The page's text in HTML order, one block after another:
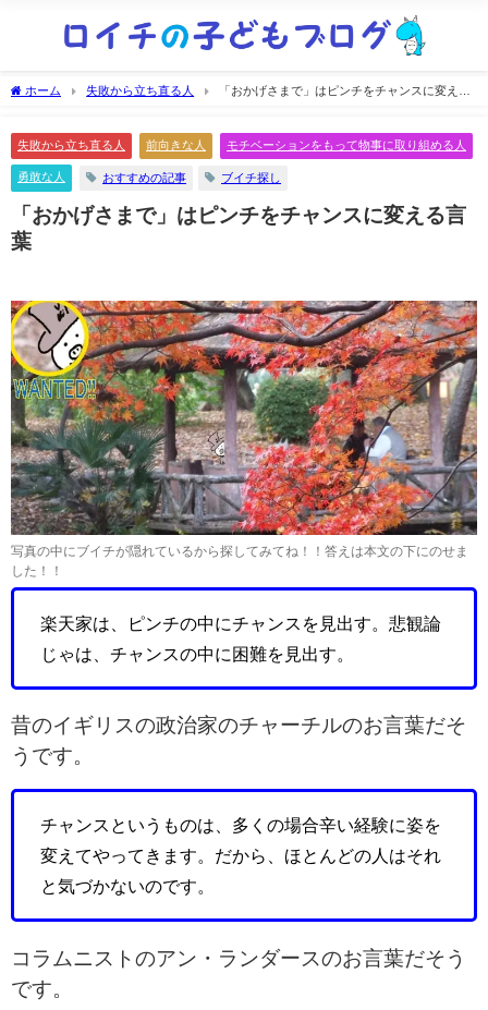
ホーム 失敗から立ち直る人
「おかげさまで」はピンチをチャンスに変える
失敗から立ち直る人 前向きな人 モチベーションをもって物事に取り組める人
勇敢な人 おすすめの記事 ブイチ探し
「おかげさまで」はピンチをチャンスに変える言
葉
写真の中にブイチが隠れているから探してみてね！！答えは本文の下にのせま
した！！
楽天家は、ピンチの中にチャンスを見出す。悲観論
じゃは、チャンスの中に困難を見出す。
昔のイギリスの政治家のチャーチルのお言葉だそ
うです。
チャンスというものは、多くの場合辛い経験に姿を
変えてやってきます。だから、ほとんどの人はそれ
と気づかないのです。
コラムニストのアン・ランダースのお言葉だそう
です。